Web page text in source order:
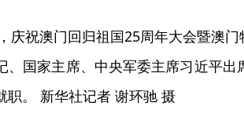
祝澳门回归祖国25周年大会暨澳门
、国家主席、中央军委主席习近平
职。 新华社记者 谢环驰 摄